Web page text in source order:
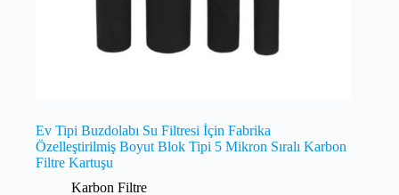
Ev Tipi Buzdolabı Su Filtresi İçin Fabrika
Özelleştirilmiş Boyut Blok Tipi 5 Mikron Sıralı Karbon
Filtre Kartuşu
Karbon Filtre